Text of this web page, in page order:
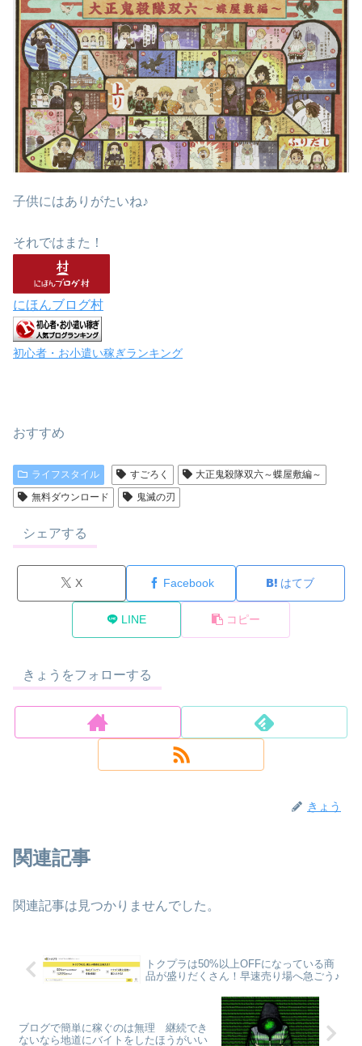
子供にはありがたいね♪
それではまた！
にほんブログ村
初心者・お小遣い稼ぎランキング
おすすめ
ライフスタイル すごろく
大正鬼殺隊双六～蝶屋敷編～
無料ダウンロード
鬼滅の刃
シェアする
X Facebook はてブ
LINE コピー
きょうをフォローする
きょう
関連記事
関連記事は見つかりませんでした。
トクプラは50%以上OFFになっている商
品が盛りだくさん！早速売り場へ急ごう♪
ブログで簡単に稼ぐのは無理 継続でき
ないなら地道にバイトをしたほうがいい